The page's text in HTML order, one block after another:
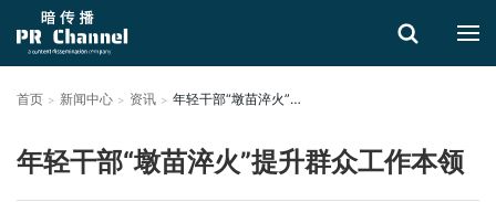
首页 新闻中心 资讯 年轻干部“墩苗淬火”提升群众工作本领
年轻干部“墩苗淬火”提升群众工作本领